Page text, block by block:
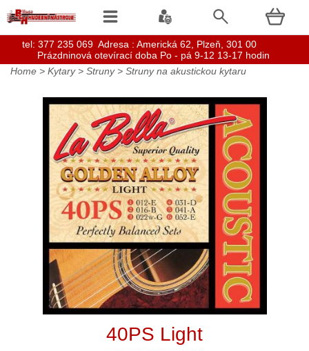
Home > Kytary> Struny> Struny na akustickou kytaru
40PS Light
tel: 377 235 069 Adresa : Americká 62, Plzeň, 301 00
Prázdninová otevírací doba Po - pá 9-12 13-17 hodin